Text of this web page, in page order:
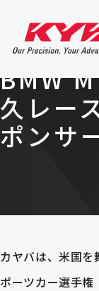
お知らせ
BMW
久レー
ポンサ
カヤバは、米国
ポーツカー選手権